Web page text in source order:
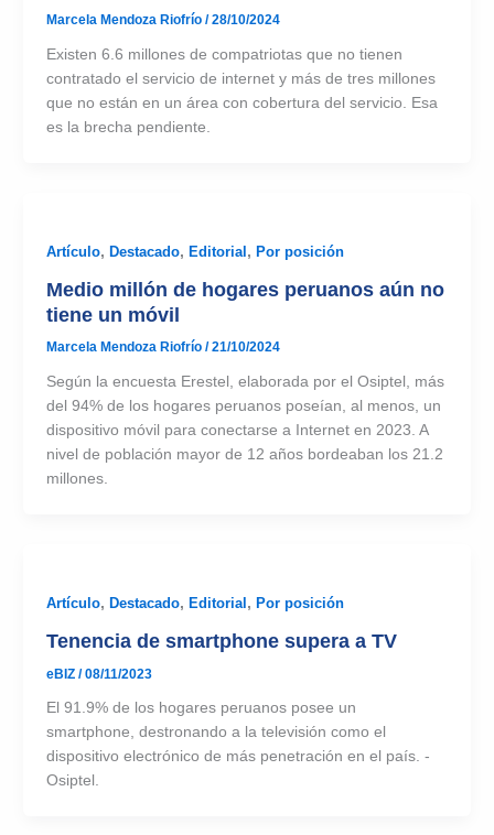
Marcela Mendoza Riofrío /28/10/2024
Existen 6.6 millones de compatriotas que no tienen
contratado el servicio de internet y más de tres millones
que no están en un área con cobertura del servicio. Esa
es la brecha pendiente.
Artículo, Destacado, Editorial, Por posición
Medio millón de hogares peruanos aún no
tiene un móvil
Marcela Mendoza Riofrío /21/10/2024
Según la encuesta Erestel, elaborada por el Osiptel, más
del 94% de los hogares peruanos poseían, al menos, un
dispositivo móvil para conectarse a Internet en 2023. A
nivel de población mayor de 12 años bordeaban los 21.2
millones.
Artículo, Destacado, Editorial, Por posición
Tenencia de smartphone supera a TV
eBIZ /08/11/2023
El 91.9% de los hogares peruanos posee un
smartphone, destronando a la televisión como el
dispositivo electrónico de más penetración en el país. -
Osiptel.